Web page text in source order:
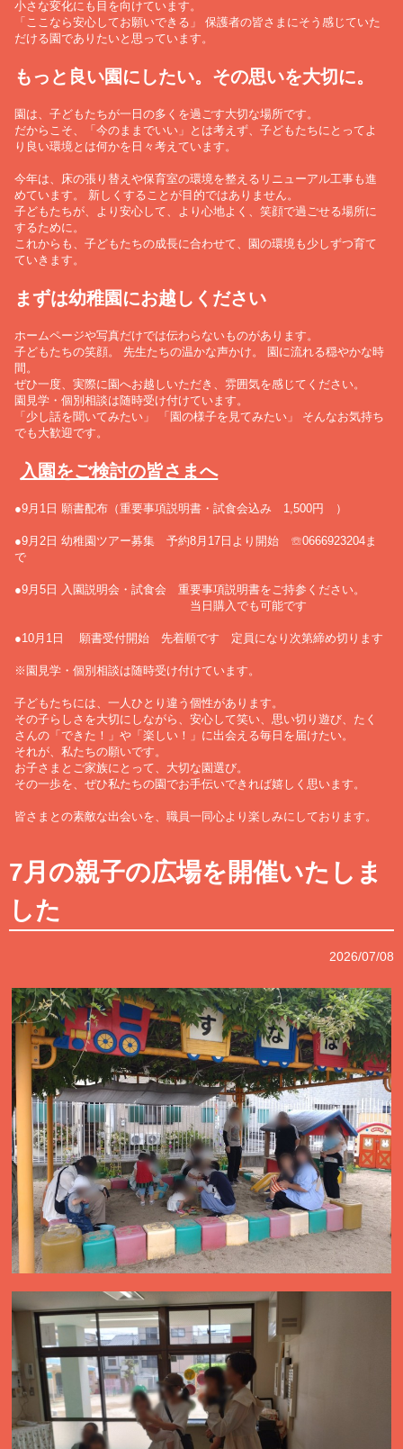
小さな変化にも目を向けています。
「ここなら安心してお願いできる」 保護者の皆さまにそう感じていた
だける園でありたいと思っています。
もっと良い園にしたい。その思いを大切に。
園は、子どもたちが一日の多くを過ごす大切な場所です。
だからこそ、「今のままでいい」とは考えず、子どもたちにとってよ
り良い環境とは何かを日々考えています。
今年は、床の張り替えや保育室の環境を整えるリニューアル工事も進
めています。 新しくすることが目的ではありません。
子どもたちが、より安心して、より心地よく、笑顔で過ごせる場所に
するために。
これからも、子どもたちの成長に合わせて、園の環境も少しずつ育て
ていきます。
まずは幼稚園にお越しください
ホームページや写真だけでは伝わらないものがあります。
子どもたちの笑顔。 先生たちの温かな声かけ。 園に流れる穏やかな時
間。
ぜひ一度、実際に園へお越しいただき、雰囲気を感じてください。
園見学・個別相談は随時受け付けています。
「少し話を聞いてみたい」 「園の様子を見てみたい」 そんなお気持ち
でも大歓迎です。
入園をご検討の皆さまへ
●9月1日 願書配布（重要事項説明書・試食会込み 1,500円 ）
●9月2日 幼稚園ツアー募集 予約8月17日より開始 ☏0666923204ま
で
●9月5日 入園説明会・試食会 重要事項説明書をご持参ください。
当日購入でも可能です
●10月1日 願書受付開始 先着順です 定員になり次第締め切ります
※園見学・個別相談は随時受け付けています。
子どもたちには、一人ひとり違う個性があります。
その子らしさを大切にしながら、安心して笑い、思い切り遊び、たく
さんの「できた！」や「楽しい！」に出会える毎日を届けたい。
それが、私たちの願いです。
お子さまとご家族にとって、大切な園選び。
その一歩を、ぜひ私たちの園でお手伝いできれば嬉しく思います。
皆さまとの素敵な出会いを、職員一同心より楽しみにしております。
7月の親子の広場を開催いたしま
した
2026/07/08